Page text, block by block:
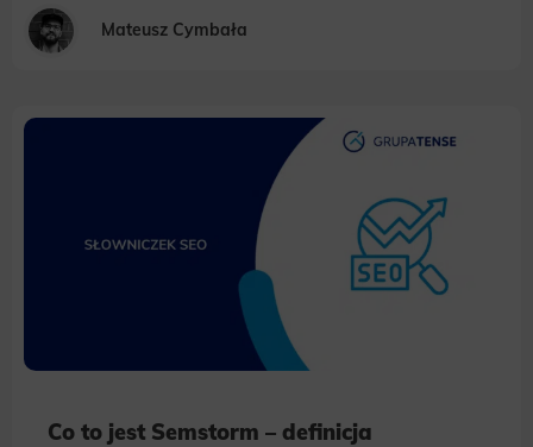
Mateusz Cymbała
Co to jest Semstorm – definicja